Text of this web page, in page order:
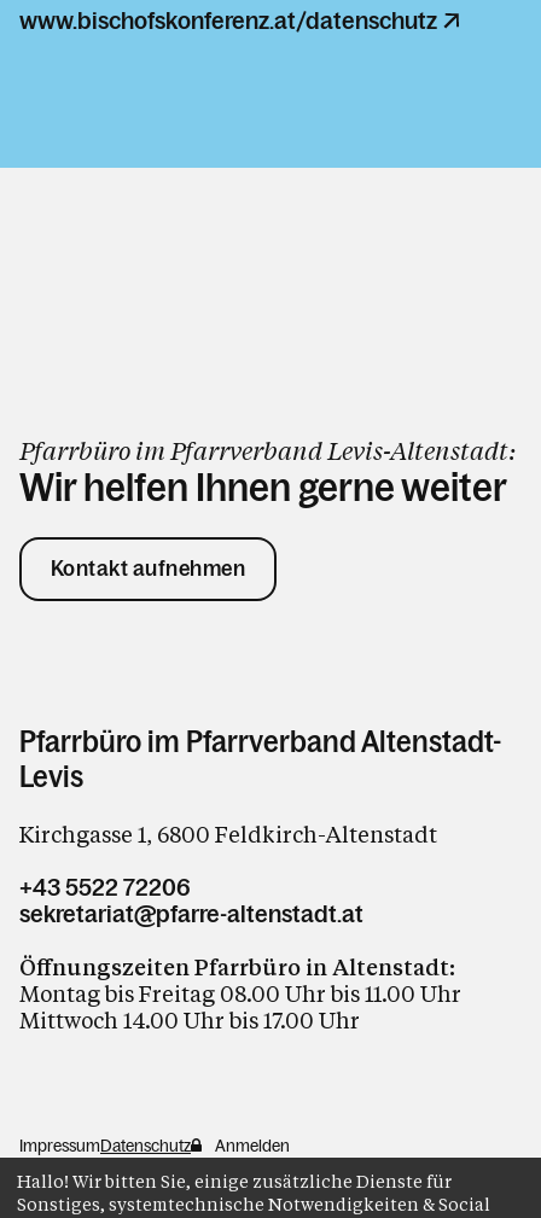
www.bischofskonferenz.at/datenschutz
Pfarrbüro im Pfarrverband Levis-Altenstadt:
Wir helfen Ihnen gerne weiter
Kontakt aufnehmen
Pfarrbüro im Pfarrverband Altenstadt-
Levis
Kirchgasse 1, 6800 Feldkirch-Altenstadt
+43 5522 72206
sekretariat@pfarre-altenstadt.at
Öffnungszeiten Pfarrbüro in Altenstadt:
Montag bis Freitag 08.00 Uhr bis 11.00 Uhr
Mittwoch 14.00 Uhr bis 17.00 Uhr
ImpressumDatenschutz Anmelden
Hallo! Wir bitten Sie, einige zusätzliche Dienste für
Sonstiges, systemtechnische Notwendigkeiten & Social